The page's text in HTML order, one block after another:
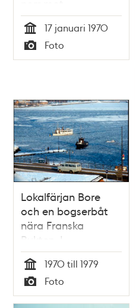
Skeppsbron och
Strömmen
Tid
17 januari 1970
Typ
Foto
Lokalfärjan Bore
och en bogserbåt
nära Franska
Bukten. I
bakgrunden
Skeppsholmen
Tid
1970 till 1979
Typ
Foto